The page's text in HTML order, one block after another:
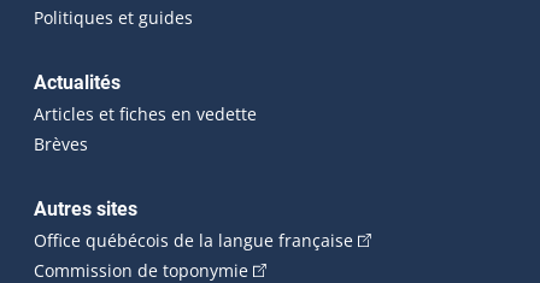
Politiques et guides
Actualités
Articles et fiches en vedette
Brèves
Autres sites
Office québécois de la langue française(Cet hyperlien
Commission de toponymie(Cet hyperlien externe s'ouvrira